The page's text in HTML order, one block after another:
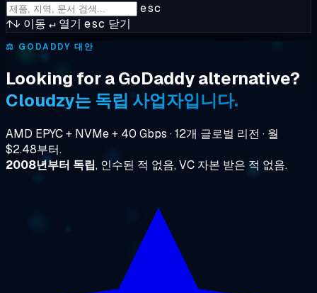
esc
↑↓ 이동 ↵ 열기 esc 닫기
⚖️ GODADDY 대안
Looking for a GoDaddy alternative?
Cloudzy는 독립 사업자입니다.
AMD EPYC + NVMe + 40 Gbps · 12개 글로벌 리전 · 월
$2.48부터.
2008년부터 독립, 인수된 적 없음, VC 자본 받은 적 없음.